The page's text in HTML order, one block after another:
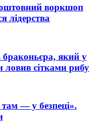
воркшоп
лідерства
який у
ловив сітками рибу
— у безпеці».